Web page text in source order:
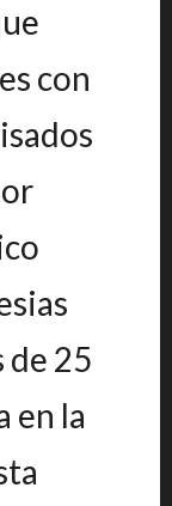
con
de 25
en la